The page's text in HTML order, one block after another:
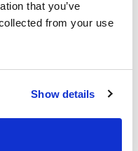
that you’ve
from your use
Show details